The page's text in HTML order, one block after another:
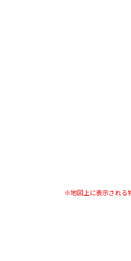
※地図上に表示される